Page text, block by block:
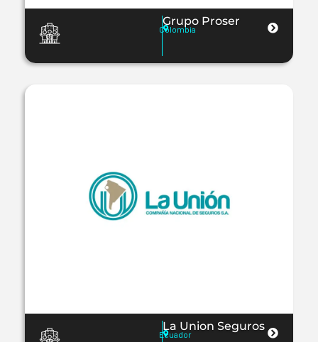
Grupo Proser
Colombia
La Union Seguros
Ecuador